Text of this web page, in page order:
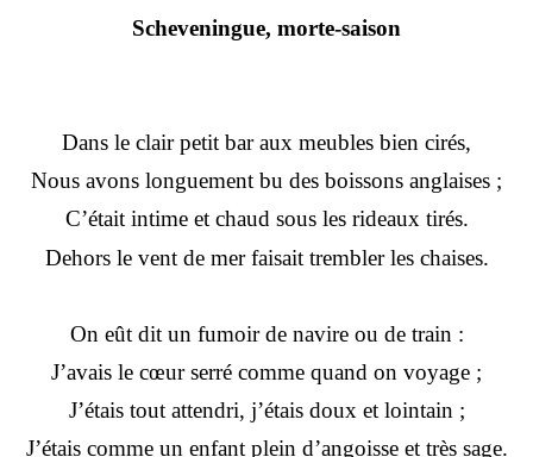
Scheveningue, morte-saison
Dans le clair petit bar aux meubles bien cirés,
Nous avons longuement bu des boissons anglaises ;
C’était intime et chaud sous les rideaux tirés.
Dehors le vent de mer faisait trembler les chaises.
On eût dit un fumoir de navire ou de train :
J’avais le cœur serré comme quand on voyage ;
J’étais tout attendri, j’étais doux et lointain ;
J’étais comme un enfant plein d’angoisse et très sage.